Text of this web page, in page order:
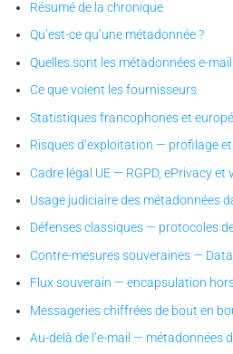
Résumé de la chronique
Qu’est-ce qu’une métadonnée ?
Quelles sont les métadonnées e-
Ce que voient les fournisseurs
Statistiques francophones et
Risques d’exploitation — profilage
Cadre légal UE — RGPD, ePrivacy et
Usage judiciaire des métadonnées
Défenses classiques — protocoles
Contre-mesures souveraines —
Flux souverain — encapsulation
Messageries chiffrées de bout en
Au-delà de l’e-mail — métadonnées